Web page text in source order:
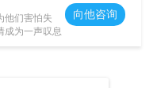
他们害怕失
成为一声叹息
向他咨询